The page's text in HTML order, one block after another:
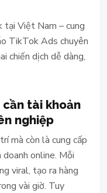
tại Việt Nam – cung
TikTok Ads chuyên
chiến dịch dễ dàng,
cần tài khoản
nghiệp
mà còn là cung cấp
doanh online. Mỗi
viral, tạo ra hàng
vài giờ. Tuy